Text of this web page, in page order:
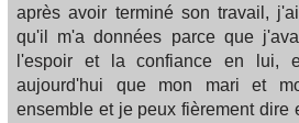
après avoir terminé son travail,
qu'il m'a données parce que
l'espoir et la confiance en lui,
aujourd'hui que mon mari et
ensemble et je peux fièrement dire